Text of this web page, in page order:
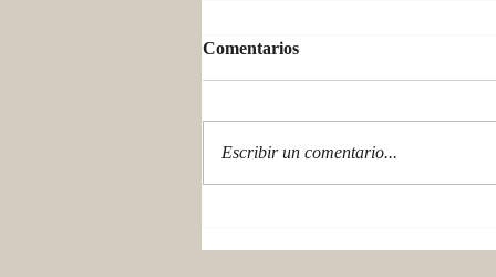
Comentarios
Escribir un comentario...